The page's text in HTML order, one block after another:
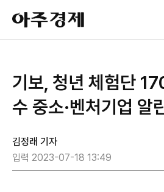
아
주
경
기보, 청년 체험단
수 중소·벤처기업 알
김정래 기자
입력 2023-07-18 13:49